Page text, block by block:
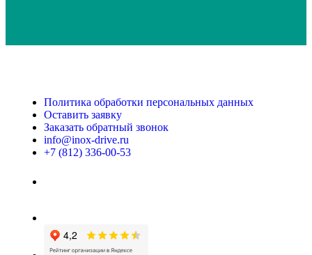
Политика обработки персональных данных
Оставить заявку
Заказать обратный звонок
info@inox-drive.ru
+7 (812) 336-00-53